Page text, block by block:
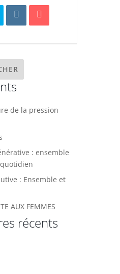
de la pression
: ensemble
: Ensemble et
AUX FEMMES
récents